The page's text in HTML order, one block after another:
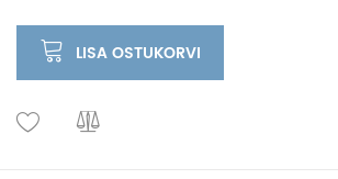
LISA OSTUKORVI